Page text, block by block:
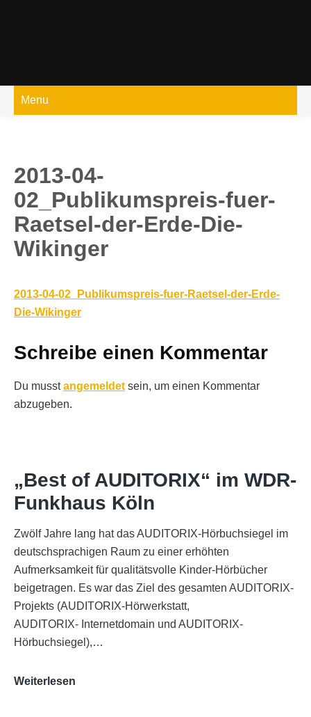
Menu
2013-04-
02_Publikumspreis-fuer-
Raetsel-der-Erde-Die-
Wikinger
2013-04-02_Publikumspreis-fuer-Raetsel-der-Erde-
Die-Wikinger
Schreibe einen Kommentar
Du musstangemeldet sein, um einen Kommentar
abzugeben.
„Best of AUDITORIX“ im WDR-
Funkhaus Köln
Zwölf Jahre lang hat das AUDITORIX-Hörbuchsiegel im
deutschsprachigen Raum zu einer erhöhten
Aufmerksamkeit für qualitätsvolle Kinder-Hörbücher
beigetragen. Es war das Ziel des gesamten AUDITORIX-
Projekts (AUDITORIX-Hörwerkstatt,
AUDITORIX- Internetdomain und AUDITORIX-
Hörbuchsiegel),…
Weiterlesen